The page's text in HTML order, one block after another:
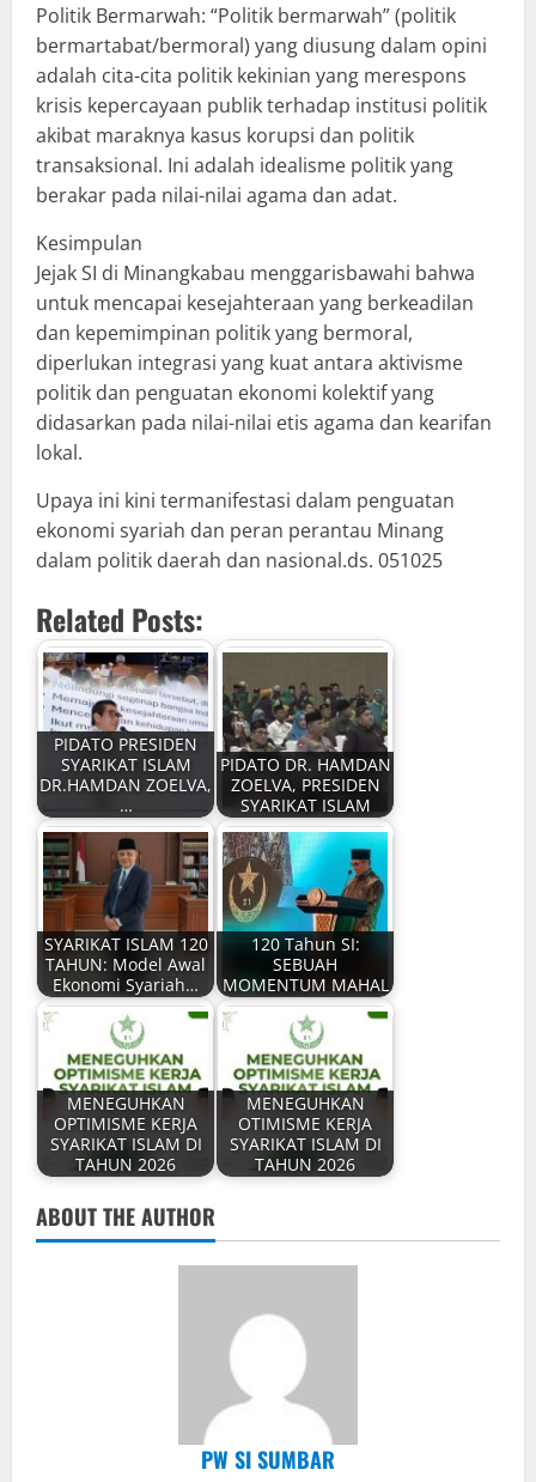
​Politik Bermarwah: “Politik bermarwah” (politik
bermartabat/bermoral) yang diusung dalam opini
adalah cita-cita politik kekinian yang merespons
krisis kepercayaan publik terhadap institusi politik
akibat maraknya kasus korupsi dan politik
transaksional. Ini adalah idealisme politik yang
berakar pada nilai-nilai agama dan adat.
​Kesimpulan
Jejak SI di Minangkabau menggarisbawahi bahwa
untuk mencapai kesejahteraan yang berkeadilan
dan kepemimpinan politik yang bermoral,
diperlukan integrasi yang kuat antara aktivisme
politik dan penguatan ekonomi kolektif yang
didasarkan pada nilai-nilai etis agama dan kearifan
lokal.
Upaya ini kini termanifestasi dalam penguatan
ekonomi syariah dan peran perantau Minang
dalam politik daerah dan nasional.ds. 051025
Related Posts:
PIDATO PRESIDEN
SYARIKAT ISLAM
DR.HAMDAN ZOELVA,
…
PIDATO DR. HAMDAN
ZOELVA, PRESIDEN
SYARIKAT ISLAM
SYARIKAT ISLAM 120
TAHUN: Model Awal
Ekonomi Syariah…
120 Tahun SI:
SEBUAH
MOMENTUM MAHAL
MENEGUHKAN
OPTIMISME KERJA
SYARIKAT ISLAM DI
TAHUN 2026
MENEGUHKAN
OTIMISME KERJA
SYARIKAT ISLAM DI
TAHUN 2026
ABOUT THE AUTHOR
PW SI SUMBAR